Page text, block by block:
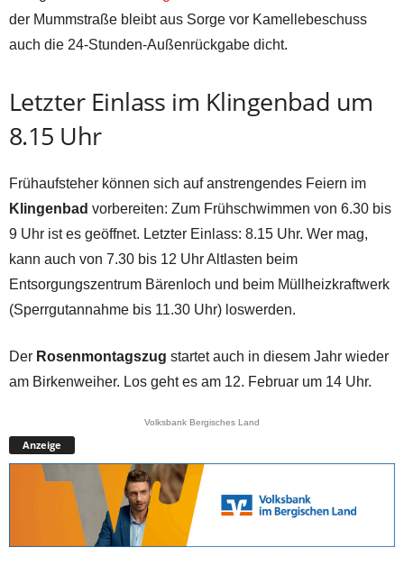
der Mummstraße bleibt aus Sorge vor Kamellebeschuss
auch die 24-Stunden-Außenrückgabe dicht.
Letzter Einlass im Klingenbad um
8.15 Uhr
Frühaufsteher können sich auf anstrengendes Feiern im
Klingenbad vorbereiten: Zum Frühschwimmen von 6.30 bis
9 Uhr ist es geöffnet. Letzter Einlass: 8.15 Uhr. Wer mag,
kann auch von 7.30 bis 12 Uhr Altlasten beim
Entsorgungszentrum Bärenloch und beim Müllheizkraftwerk
(Sperrgutannahme bis 11.30 Uhr) loswerden.
Der Rosenmontagszug startet auch in diesem Jahr wieder
am Birkenweiher. Los geht es am 12. Februar um 14 Uhr.
Volksbank Bergisches Land
Anzeige